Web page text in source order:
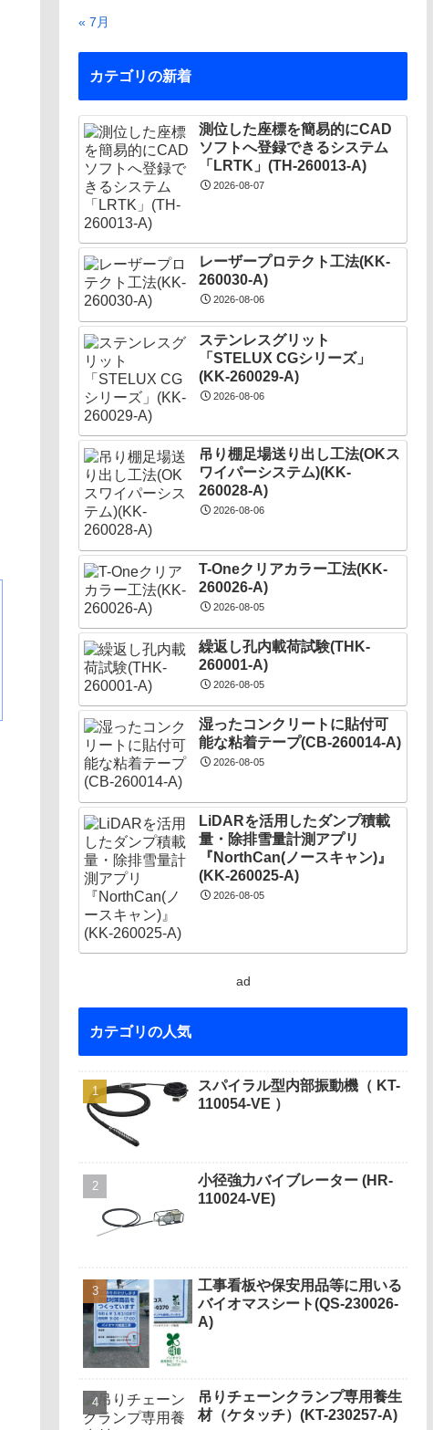
« 7月
カテゴリの新着
測位した座標を簡易的にCAD
ソフトへ登録できるシステム
「LRTK」(TH-260013-A)
2026-08-07
レーザープロテクト⼯法(KK-
260030-A)
2026-08-06
ステンレスグリット
「STELUX CGシリーズ」
(KK-260029-A)
2026-08-06
吊り棚足場送り出し工法(OKス
ワイパーシステム)(KK-
260028-A)
2026-08-06
T-Oneクリアカラー工法(KK-
260026-A)
2026-08-05
繰返し孔内載荷試験(THK-
260001-A)
2026-08-05
湿ったコンクリートに貼付可
能な粘着テープ(CB-260014-A)
2026-08-05
LiDARを活用したダンプ積載
量・除排雪量計測アプリ
『NorthCan(ノースキャン)』
(KK-260025-A)
2026-08-05
ad
カテゴリの人気
スパイラル型内部振動機（ KT-
110054-VE ）
小径強力バイブレーター (HR-
110024-VE)
工事看板や保安用品等に用いる
バイオマスシート(QS-230026-
A)
吊りチェーンクランプ専用養生
材（ケタッチ）(KT-230257-A)